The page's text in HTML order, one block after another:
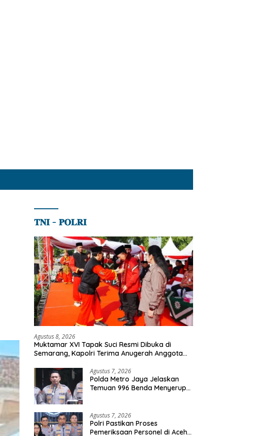
𝐓𝐍𝐈 – 𝐏𝐎𝐋𝐑𝐈
Agustus 8, 2026
Muktamar XVI Tapak Suci Resmi Dibuka di
Semarang, Kapolri Terima Anugerah Anggota
Agustus 7, 2026
Polda Metro Jaya Jelaskan
Temuan 996 Benda Menyerupai
Agustus 7, 2026
Polri Pastikan Proses
Pemeriksaan Personel di Aceh